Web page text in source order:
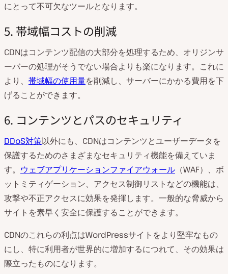
にとって不可欠なツールとなります。
5. 帯域幅コストの削減
CDNはコンテンツ配信の大部分を処理するため、オリジンサ
ーバーの処理がそうでない場合よりも楽になります。これに
より、 帯域幅の使用量を削減し、サーバーにかかる費用を下
げることができます。
6. コンテンツとパスのセキュリティ
DDoS対策以外にも、CDNはコンテンツとユーザーデータを
保護するためのさまざまなセキュリティ機能を備えていま
す。 ウェブアプリケーションファイアウォール （WAF）、ボ
ットミティゲーション、アクセス制御リストなどの機能は、
攻撃や不正アクセスに効果を発揮します。一般的な脅威から
サイトを素早く安全に保護することができます。
CDNのこれらの利点はWordPressサイトをより堅牢なもの
にし、特に利用者が世界的に増加するにつれて、その効果は
際立ったものになります。